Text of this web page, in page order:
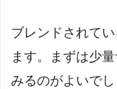
ブレンドされて
ます。まずは少
みるのがよいでし